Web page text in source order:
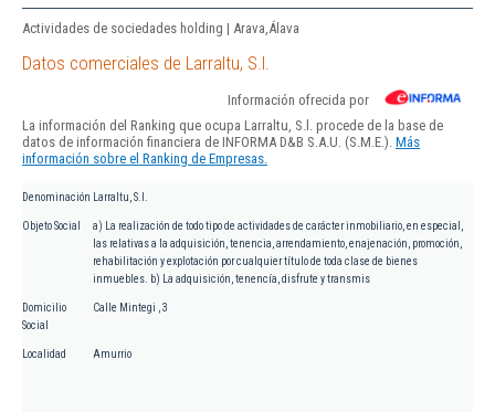
Actividades de sociedades holding | Arava,Álava
Datos comerciales de Larraltu, S.l.
Información ofrecida por
La información del Ranking que ocupa Larraltu, S.l. procede de la base de
datos de información financiera de INFORMA D&B S.A.U. (S.M.E.). Más
información sobre el Ranking de Empresas.
Denominación Larraltu, S.l.
Objeto Social
a) La realización de todo tipo de actividades de carácter inmobiliario, en especial,
las relativas a la adquisición, tenencia, arrendamiento, enajenación, promoción,
rehabilitación y explotación por cualquier título de toda clase de bienes
inmuebles. b) La adquisición, tenencía, disfrute y transmis
Domicilio
Social
Calle Mintegi , 3
Localidad Amurrio